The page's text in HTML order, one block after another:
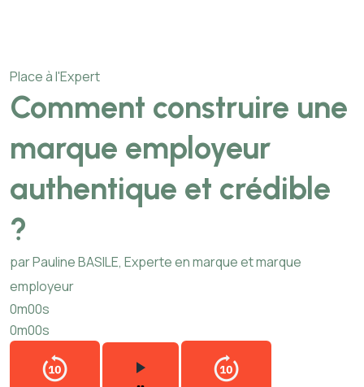
Place à l'Expert
Comment construire une
marque employeur
authentique et crédible
?
par Pauline BASILE, Experte en marque et marque
employeur
0m00s
0m00s